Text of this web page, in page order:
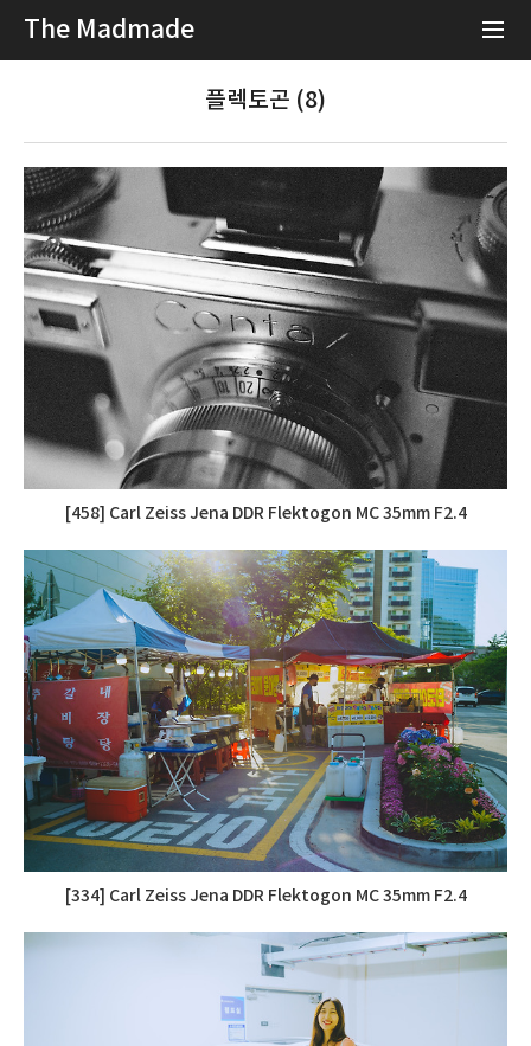
The Madmade
플렉토곤 (8)
[458] Carl Zeiss Jena DDR Flektogon MC 35mm F2.4
[334] Carl Zeiss Jena DDR Flektogon MC 35mm F2.4